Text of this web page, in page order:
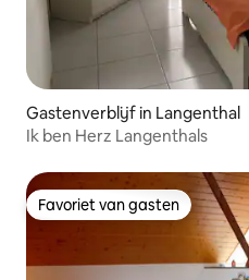
Gastenverblijf in Langenthal
Ik ben Herz Langenthals
Favoriet van gasten
Favoriet van gasten